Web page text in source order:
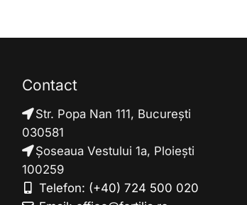
Contact
Str. Popa Nan 111, București
030581
Șoseaua Vestului 1a, Ploiești
100259
Telefon: (+40) 724 500 020